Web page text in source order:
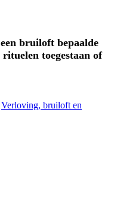
bruiloft bepaalde
toegestaan of
Verloving, bruiloft en